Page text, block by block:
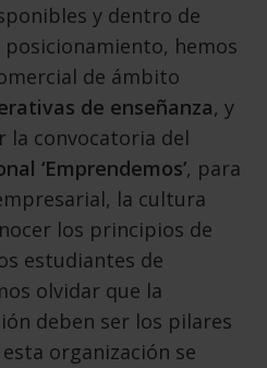
y dentro de
posicionamiento, hemos
de ámbito
de enseñanza, y
la convocatoria del
‘Emprendemos’, para
la cultura
los principios de
estudiantes de
olvidar que la
deben ser los pilares
esta organización se